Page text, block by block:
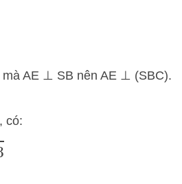
AE ⊥ SB nên AE ⊥ (SBC).
có: